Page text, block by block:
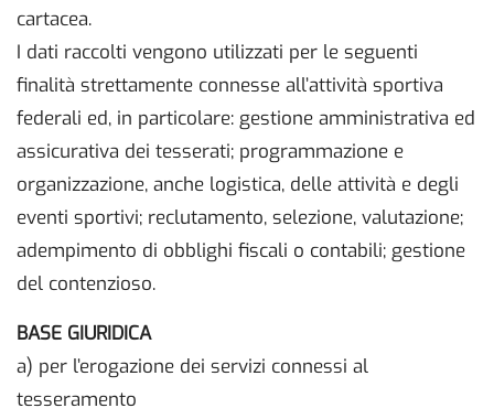
cartacea.
I dati raccolti vengono utilizzati per le seguenti
finalità strettamente connesse all’attività sportiva
federali ed, in particolare: gestione amministrativa ed
assicurativa dei tesserati; programmazione e
organizzazione, anche logistica, delle attività e degli
eventi sportivi; reclutamento, selezione, valutazione;
adempimento di obblighi fiscali o contabili; gestione
del contenzioso.
BASE GIURIDICA
a) per l’erogazione dei servizi connessi al
tesseramento